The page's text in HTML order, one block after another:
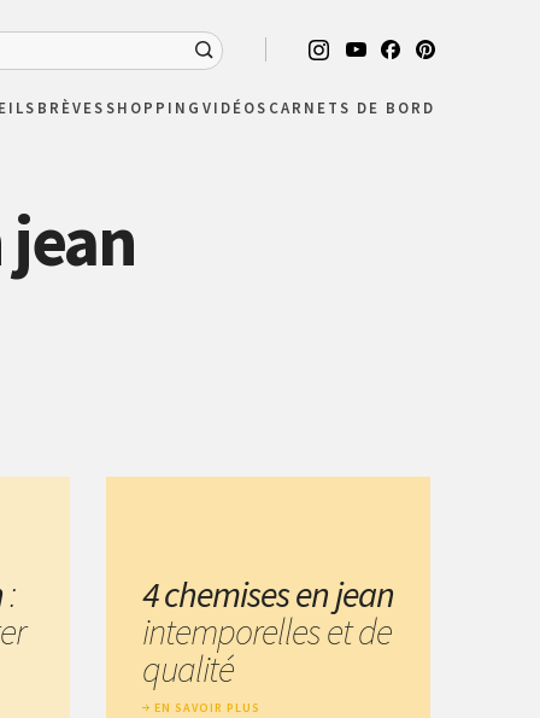
BRÈVESSHOPPING VIDÉOS CARNETS DE BORD
:
4 chemises en jean
intemporelles et de
qualité
EN SAVOIR PLUS